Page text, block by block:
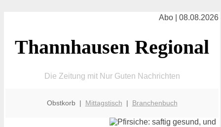
Abo | 08.08.2026
Thannhausen Regional
Die Zeitung mit Nur Guten Nachrichten
Obstkorb | Mittagstisch | Branchenbuch